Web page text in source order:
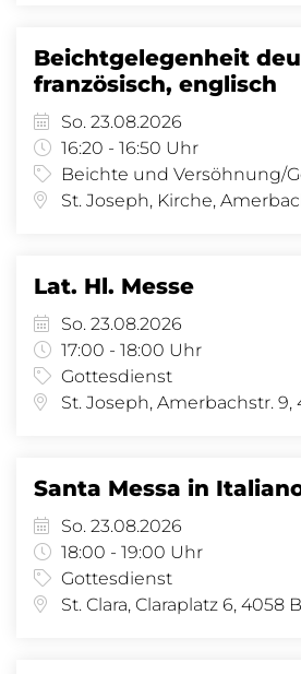
Beichtgelegenheit
französisch, englisch
So. 23.08.2026
16:20 - 16:50 Uhr
Beichte und Versöhnung/
St. Joseph, Kirche,
Lat. Hl. Messe
So. 23.08.2026
17:00 - 18:00 Uhr
Gottesdienst
St. Joseph, Amerbachstr. 9,
Santa Messa in
So. 23.08.2026
18:00 - 19:00 Uhr
Gottesdienst
St. Clara, Claraplatz 6, 4058